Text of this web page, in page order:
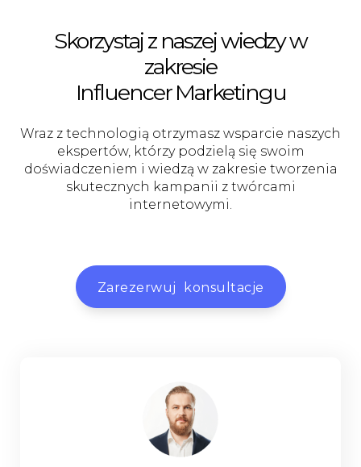
Skorzystaj z naszej wiedzy w
zakresie
Influencer Marketingu
Wraz z technologią otrzymasz wsparcie naszych
ekspertów, którzy podzielą się swoim
doświadczeniem i wiedzą w zakresie tworzenia
skutecznych kampanii z twórcami
internetowymi.
Zarezerwuj konsultacje